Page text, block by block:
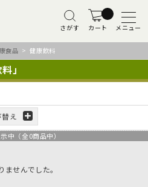
さがす カート メニュー
食品 > 健康飲料
」
え
中（全0商品中）
ませんでした。